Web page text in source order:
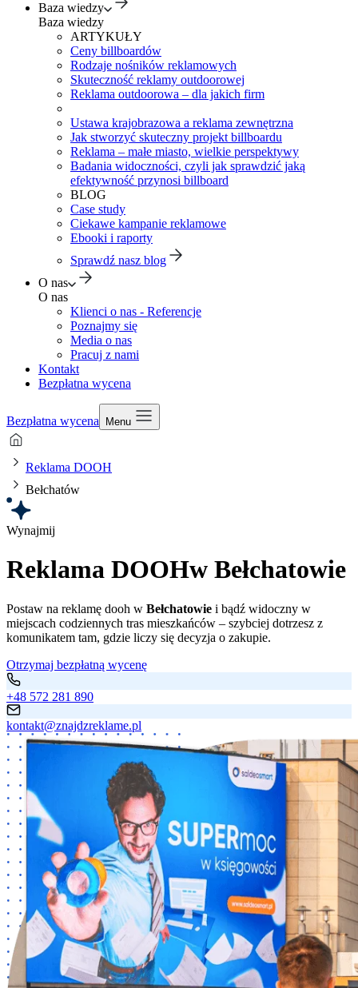
Baza wiedzy
Baza wiedzy
ARTYKUŁY
Ceny billboardów
Rodzaje nośników reklamowych
Skuteczność reklamy outdoorowej
Reklama outdoorowa – dla jakich firm
Ustawa krajobrazowa a reklama zewnętrzna
Jak stworzyć skuteczny projekt billboardu
Reklama – małe miasto, wielkie perspektywy
Badania widoczności, czyli jak sprawdzić jaką
efektywność przynosi billboard
BLOG
Case study
Ciekawe kampanie reklamowe
Ebooki i raporty
Sprawdź nasz blog
O nas
O nas
Klienci o nas - Referencje
Poznajmy się
Media o nas
Pracuj z nami
Kontakt
Bezpłatna wycena
Bezpłatna wycena Menu
Reklama DOOH
Bełchatów
Wynajmij
Reklama DOOHw Bełchatowie
Postaw na reklamę dooh w Bełchatowie i bądź widoczny w
miejscach codziennych tras mieszkańców – szybciej dotrzesz z
komunikatem tam, gdzie liczy się decyzja o zakupie.
Otrzymaj bezpłatną wycenę
+48 572 281 890
kontakt@znajdzreklame.pl